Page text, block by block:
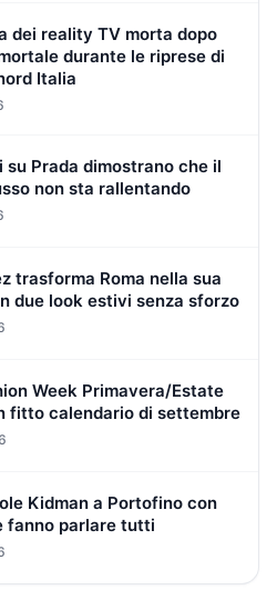
dei reality TV morta dopo
durante le riprese di
Italia
Prada dimostrano che il
non sta rallentando
trasforma Roma nella sua
due look estivi senza sforzo
Week Primavera/Estate
fitto calendario di settembre
Kidman a Portofino con
fanno parlare tutti